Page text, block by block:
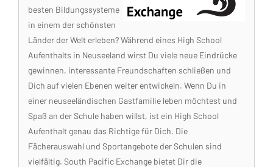
besten Bildungssysteme
in einem der schönsten
Länder der Welt erleben? Während eines High School
Aufenthalts in Neuseeland wirst Du viele neue Eindrücke
gewinnen, interessante Freundschaften schließen und
Dich auf vielen Ebenen weiter entwickeln. Wenn Du in
einer neuseeländischen Gastfamilie leben möchtest und
Spaß an der Schule haben willst, ist ein High School
Aufenthalt genau das Richtige für Dich. Die
Fächerauswahl und Sportangebote der Schulen sind
vielfältig. South Pacific Exchange bietet Dir die